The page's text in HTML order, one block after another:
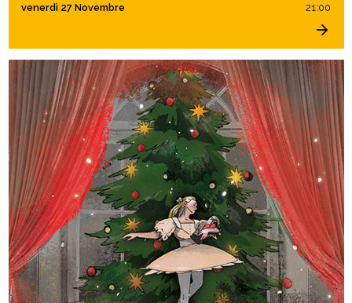
venerdì 27 Novembre 21:00